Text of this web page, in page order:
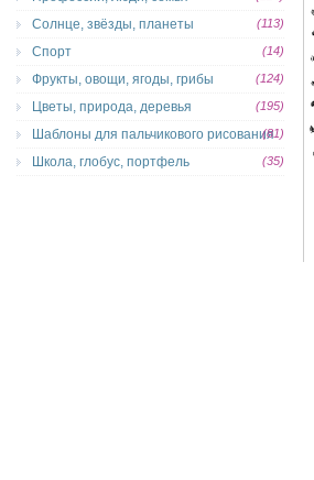
Солнце, звёзды, планеты (113)
Спорт (14)
Фрукты, овощи, ягоды, грибы (124)
Цветы, природа, деревья (195)
Шаблоны для пальчикового рисования(81)
Школа, глобус, портфель (35)